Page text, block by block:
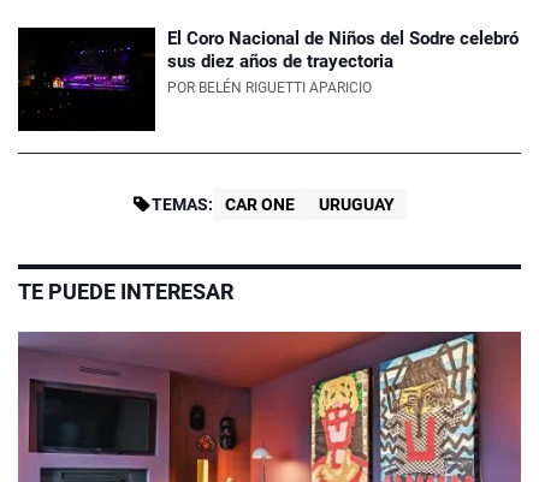
El Coro Nacional de Niños del Sodre celebró
sus diez años de trayectoria
POR BELÉN RIGUETTI APARICIO
TEMAS: CAR ONE URUGUAY
TE PUEDE INTERESAR